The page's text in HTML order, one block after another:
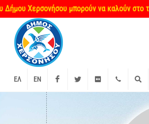
Χερσονήσου μπορούν να καλούν στο
ΕΛ EN FacebookTwitter Flickr